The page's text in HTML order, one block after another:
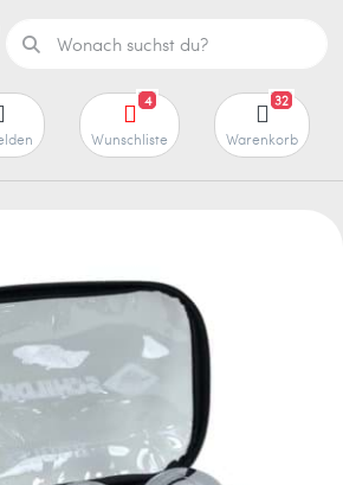
4
Wunschliste
32
Warenkorb